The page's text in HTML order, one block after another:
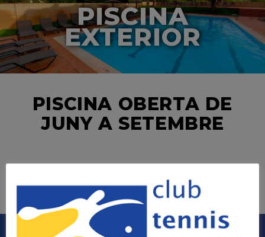
PISCINA
EXTERIOR
PISCINA OBERTA DE
JUNY A SETEMBRE